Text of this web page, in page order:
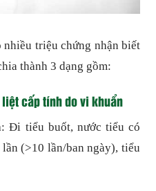
triệu chứng nhận biết
thành 3 dạng gồm:
cấp tính do vi khuẩn
Đi tiểu buốt, nước tiểu có
(>10 lần/ban ngày), tiểu